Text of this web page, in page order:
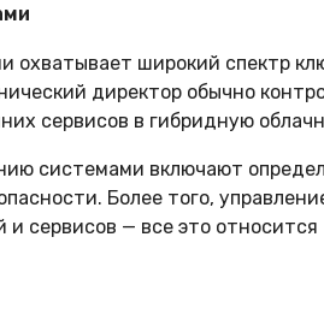
охватывает широкий спектр
директор обычно
сервисов в гибридную
системами включают
Более того,
и сервисов — все это